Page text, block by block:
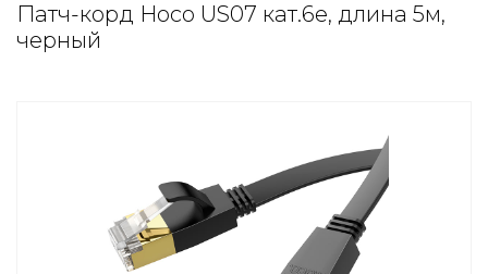
Патч-корд Hoco US07 кат.6е, длина 5м,
черный